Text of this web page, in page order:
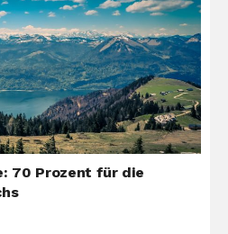
70 Prozent für die